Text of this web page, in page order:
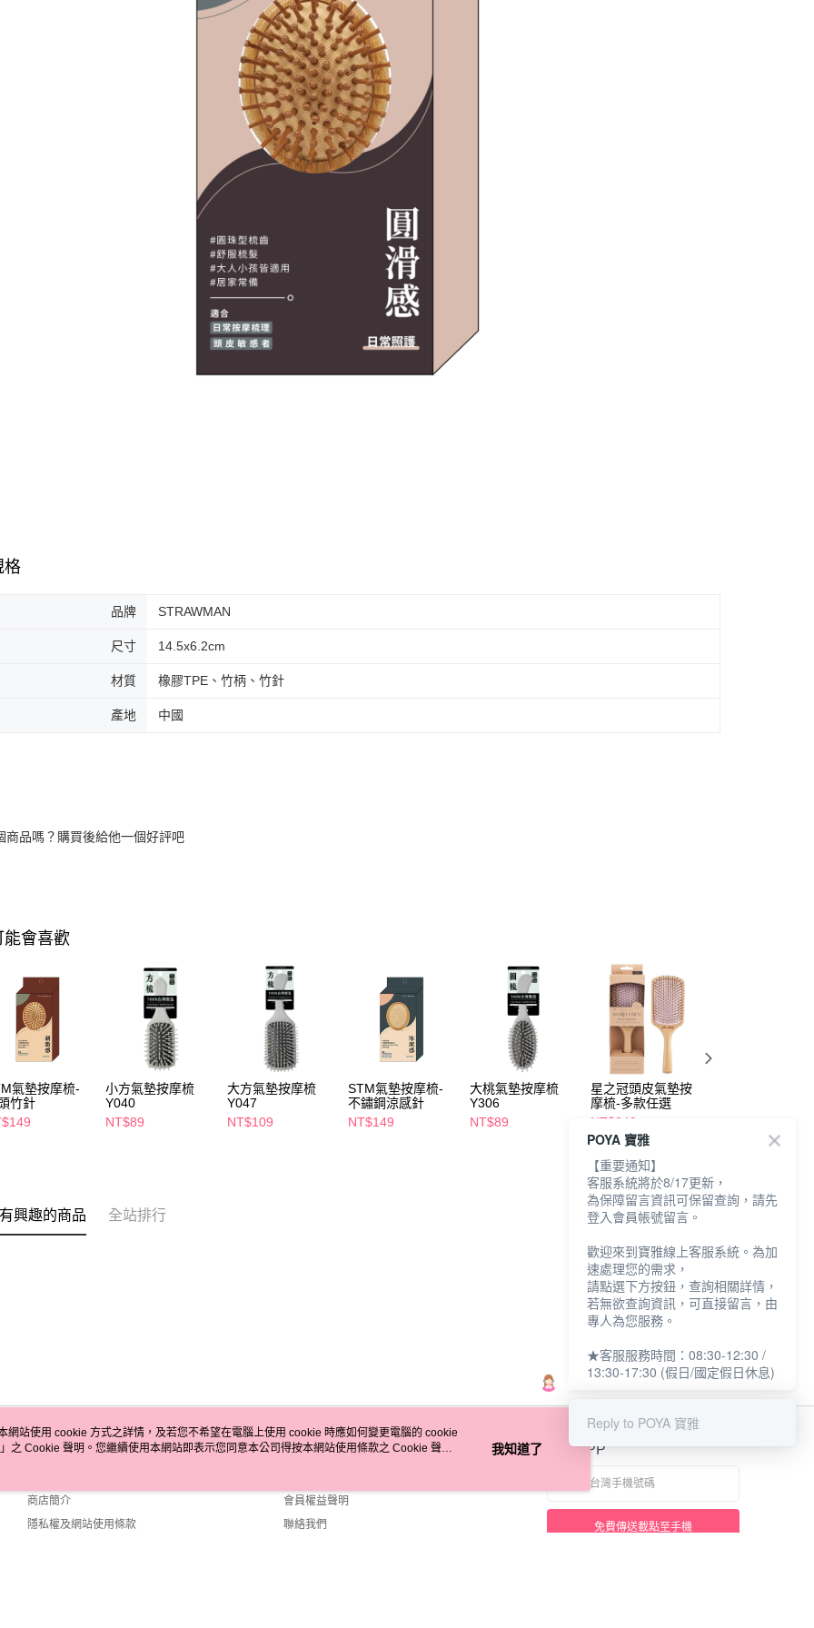
格
品牌 STRAWMAN
尺寸 14.5x6.2cm
材質 橡膠TPE、竹柄、竹針
產地 中國
商品嗎？購買後給他一個好評吧
能會喜歡
氣墊按摩梳-
竹針
小方氣墊按摩梳
Y040
NT$89
大方氣墊按摩梳
Y047
NT$109
STM氣墊按摩梳-
不鏽鋼涼感針
NT$149
大桃氣墊按摩梳
Y306
NT$89
星之冠頭皮氣墊按
摩梳-多款任選
NT$249
興趣的商品 全站排行
關於我們
商店簡介
隱私權及網站使用條款
客服資訊
會員權益聲明
聯絡我們
官方APP
免費傳送載點至手機
網站使用 cookie 方式之詳情，及若您不希望在電腦上使用 cookie 時應如何變更電腦的 cookie
」之 Cookie 聲明。您繼續使用本網站即表示您同意本公司得按本網站使用條款之 Cookie 聲明
我知道了
POYA 寶雅
【重要通知】
客服系統將於8/17更新，
為保障留言資訊可保留查詢，請先
登入會員帳號留言。
歡迎來到寶雅線上客服系統。為加
速處理您的需求，
請點選下方按鈕，查詢相關詳情，
若無欲查詢資訊，可直接留言，由
專人為您服務。
★客服服務時間：08:30-12:30 /
13:30-17:30 (假日/國定假日休息)
Reply to POYA 寶雅